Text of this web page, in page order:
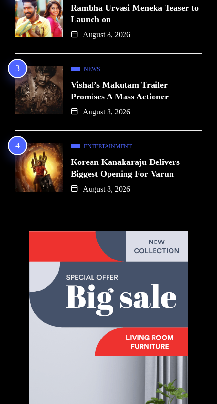
Rambha Urvasi Meneka Teaser to
Launch on
August 8, 2026
NEWS
Vishal’s Makutam Trailer
Promises A Mass Actioner
August 8, 2026
ENTERTAINMENT
Korean Kanakaraju Delivers
Biggest Opening For Varun
August 8, 2026